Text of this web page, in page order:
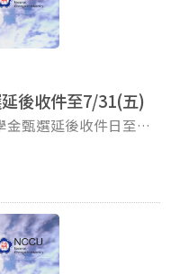
tpk 師資生數位教
tpk/ 數位教
4Cy05bhQ 如
大學專任助理莊小姐，
後收件至7/31(五)
甄選延後收件日至
日期為憑)，請您務必
注意事項，符合資格欲
心公告受理時間內提出
一至週五，上午
依本中心網站公告為
不候。 ※本獎學
站/相關法規/課程組相